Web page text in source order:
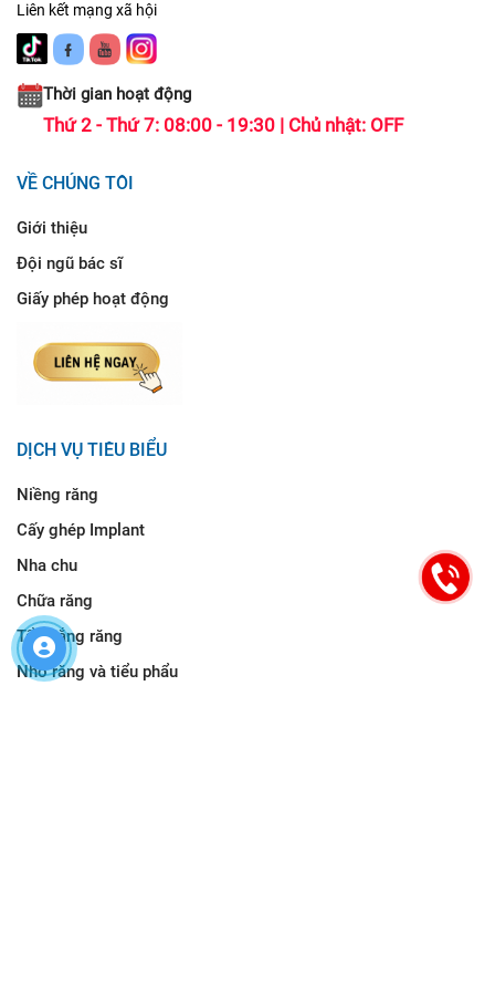
Liên kết mạng xã hội
Thời gian hoạt động
Thứ 2 - Thứ 7: 08:00 - 19:30 | Chủ nhật: OFF
VỀ CHÚNG TÔI
Giới thiệu
Đội ngũ bác sĩ
Giấy phép hoạt động
DỊCH VỤ TIÊU BIỂU
Niềng răng
Cấy ghép Implant
Nha chu
Chữa răng
Tẩy trắng răng
Nhổ răng và tiểu phẩu